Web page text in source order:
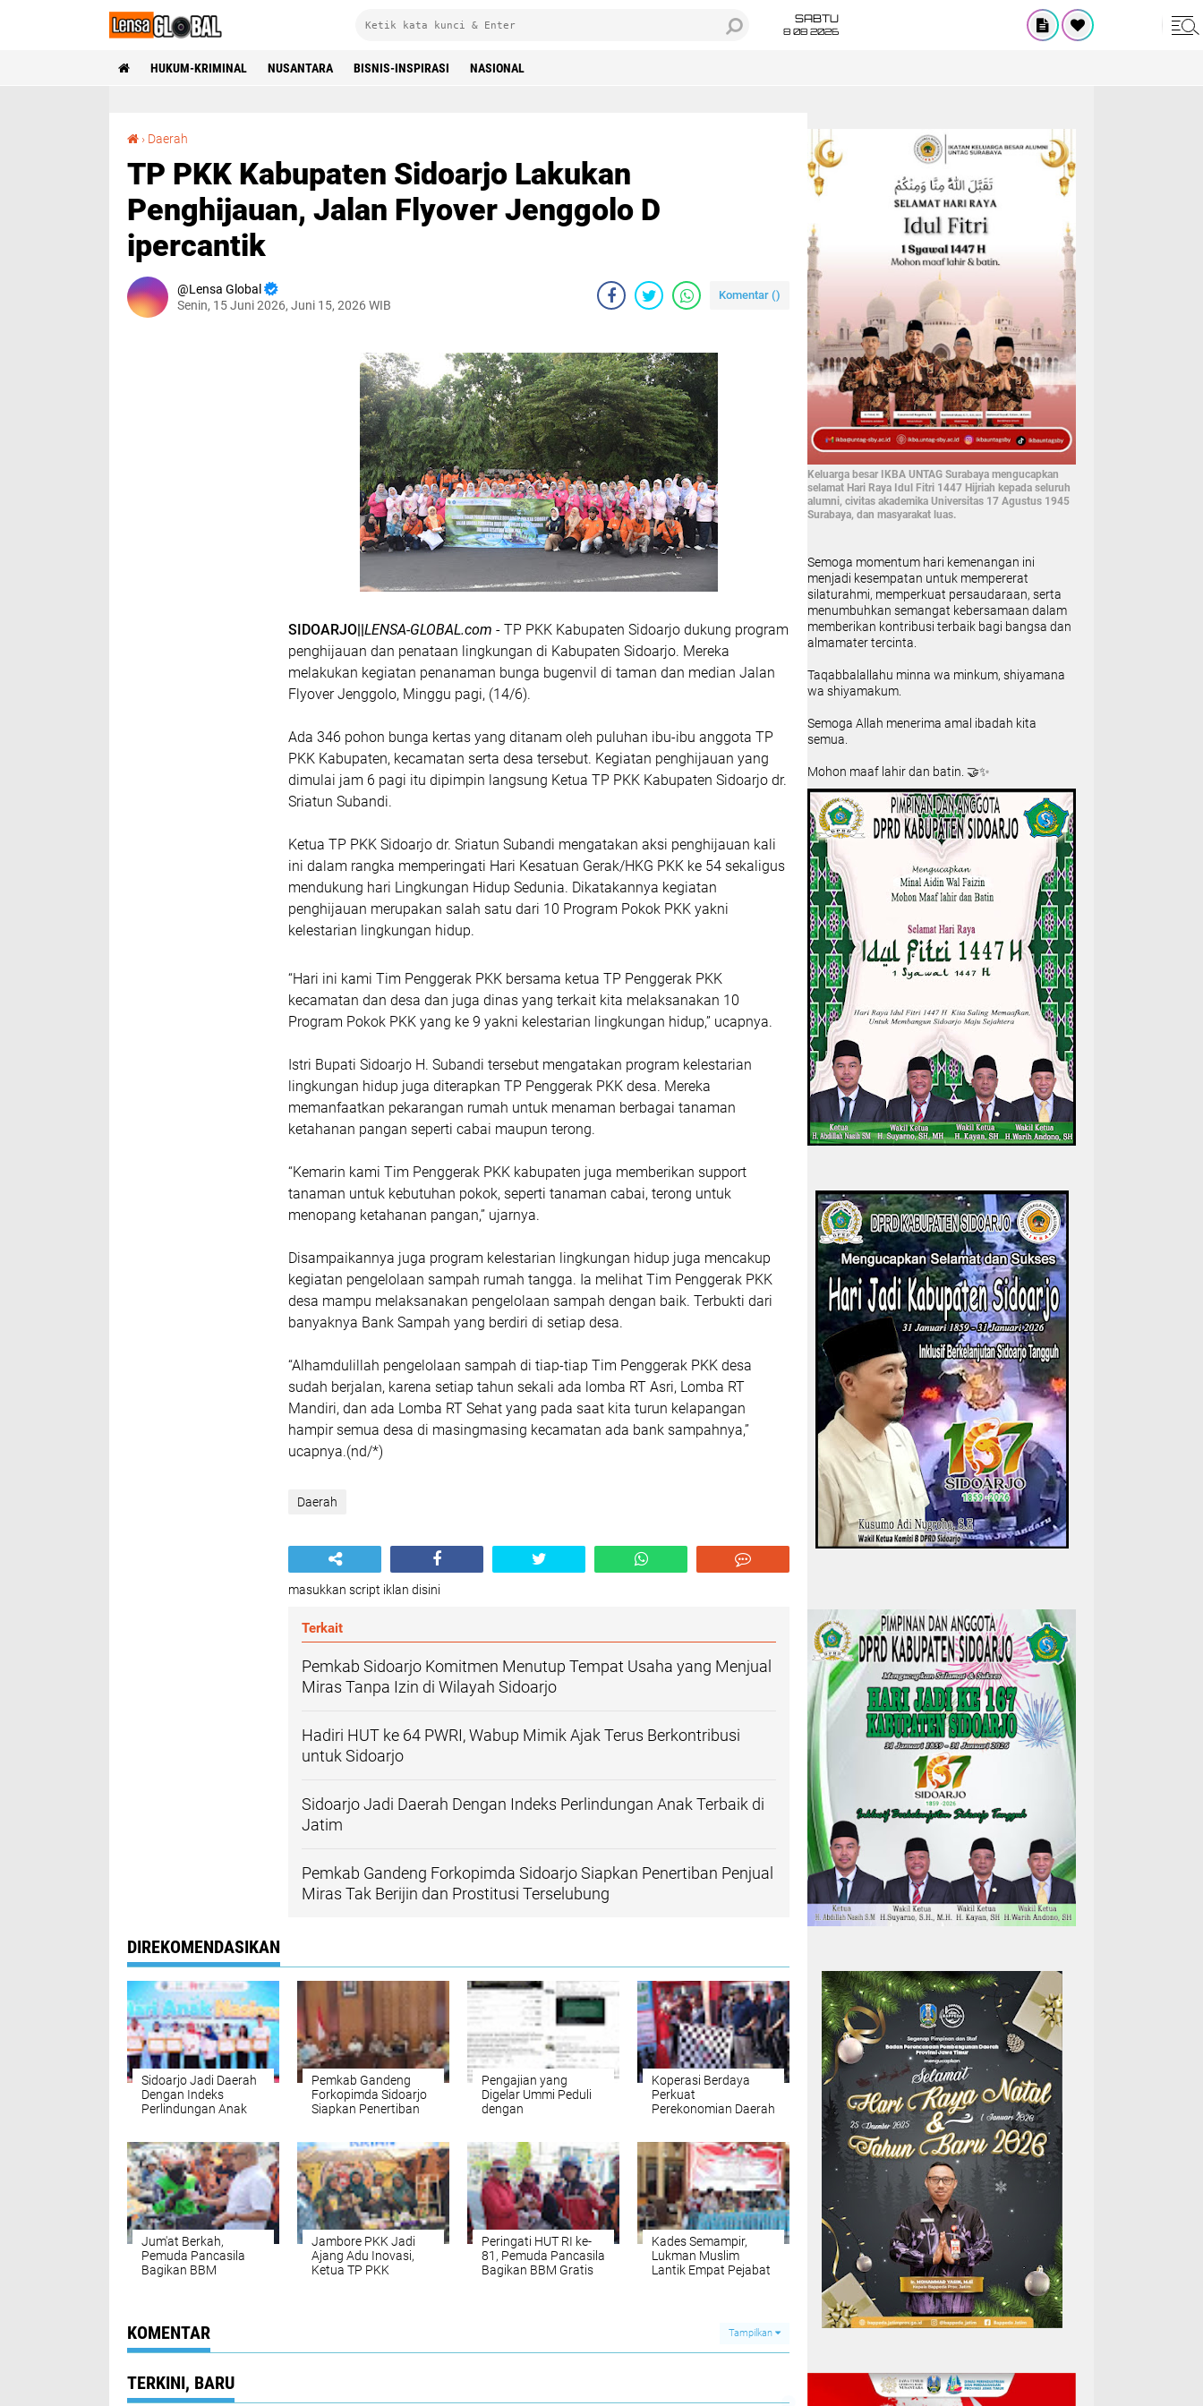
SABTU
8 08 2026
HUKUM-KRIMINAL NUSANTARA BISNIS-INSPIRASI NASIONAL
› Daerah
TP PKK Kabupaten Sidoarjo Lakukan
Penghijauan, Jalan Flyover Jenggolo D
ipercantik
Lensa Global
Senin, 15 Juni 2026, Juni 15, 2026 WIB
Komentar ()
SIDOARJO||LENSA-GLOBAL.com - TP PKK Kabupaten Sidoarjo dukung program
penghijauan dan penataan lingkungan di Kabupaten Sidoarjo. Mereka
melakukan kegiatan penanaman bunga bugenvil di taman dan median Jalan
Flyover Jenggolo, Minggu pagi, (14/6).
Ada 346 pohon bunga kertas yang ditanam oleh puluhan ibu-ibu anggota TP
PKK Kabupaten, kecamatan serta desa tersebut. Kegiatan penghijauan yang
dimulai jam 6 pagi itu dipimpin langsung Ketua TP PKK Kabupaten Sidoarjo dr.
Sriatun Subandi.
Ketua TP PKK Sidoarjo dr. Sriatun Subandi mengatakan aksi penghijauan kali
ini dalam rangka memperingati Hari Kesatuan Gerak/HKG PKK ke 54 sekaligus
mendukung hari Lingkungan Hidup Sedunia. Dikatakannya kegiatan
penghijauan merupakan salah satu dari 10 Program Pokok PKK yakni
kelestarian lingkungan hidup.
“Hari ini kami Tim Penggerak PKK bersama ketua TP Penggerak PKK
kecamatan dan desa dan juga dinas yang terkait kita melaksanakan 10
Program Pokok PKK yang ke 9 yakni kelestarian lingkungan hidup,” ucapnya.
Istri Bupati Sidoarjo H. Subandi tersebut mengatakan program kelestarian
lingkungan hidup juga diterapkan TP Penggerak PKK desa. Mereka
memanfaatkan pekarangan rumah untuk menaman berbagai tanaman
ketahanan pangan seperti cabai maupun terong.
“Kemarin kami Tim Penggerak PKK kabupaten juga memberikan support
tanaman untuk kebutuhan pokok, seperti tanaman cabai, terong untuk
menopang ketahanan pangan,” ujarnya.
Disampaikannya juga program kelestarian lingkungan hidup juga mencakup
kegiatan pengelolaan sampah rumah tangga. Ia melihat Tim Penggerak PKK
desa mampu melaksanakan pengelolaan sampah dengan baik. Terbukti dari
banyaknya Bank Sampah yang berdiri di setiap desa.
“Alhamdulillah pengelolaan sampah di tiap-tiap Tim Penggerak PKK desa
sudah berjalan, karena setiap tahun sekali ada lomba RT Asri, Lomba RT
Mandiri, dan ada Lomba RT Sehat yang pada saat kita turun kelapangan
hampir semua desa di masingmasing kecamatan ada bank sampahnya,”
ucapnya.(nd/*)
Daerah
masukkan script iklan disini
Terkait
Pemkab Sidoarjo Komitmen Menutup Tempat Usaha yang Menjual
Miras Tanpa Izin di Wilayah Sidoarjo
Hadiri HUT ke 64 PWRI, Wabup Mimik Ajak Terus Berkontribusi
untuk Sidoarjo
Sidoarjo Jadi Daerah Dengan Indeks Perlindungan Anak Terbaik di
Jatim
Pemkab Gandeng Forkopimda Sidoarjo Siapkan Penertiban Penjual
Miras Tak Berijin dan Prostitusi Terselubung
DIREKOMENDASIKAN
Sidoarjo Jadi Daerah
Dengan Indeks
Perlindungan Anak
Pemkab Gandeng
Forkopimda Sidoarjo
Siapkan Penertiban
Terselubung
Pengajian yang
Digelar Ummi Peduli
dengan
Masjid Agung
Sidoarjo Masih
Berbuntut Panjang
Koperasi Berdaya
Perkuat
Perekonomian Daerah
‎Jum'at Berkah,
Pemuda Pancasila
Bagikan BBM
Jambore PKK Jadi
Ajang Adu Inovasi,
Ketua TP PKK
Peringati HUT RI ke-
81, Pemuda Pancasila
Bagikan BBM Gratis
Kades Semampir,
Lukman Muslim
Lantik Empat Pejabat
KOMENTAR Tampilkan
TERKINI, BARU
Keluarga besar IKBA UNTAG Surabaya mengucapkan
selamat Hari Raya Idul Fitri 1447 Hijriah kepada seluruh
alumni, civitas akademika Universitas 17 Agustus 1945
Surabaya, dan masyarakat luas.
Semoga momentum hari kemenangan ini
menjadi kesempatan untuk mempererat
silaturahmi, memperkuat persaudaraan, serta
menumbuhkan semangat kebersamaan dalam
memberikan kontribusi terbaik bagi bangsa dan
almamater tercinta.
Taqabbalallahu minna wa minkum, shiyamana
wa shiyamakum.
Semoga Allah menerima amal ibadah kita
semua.
Mohon maaf lahir dan batin. 🤝✨